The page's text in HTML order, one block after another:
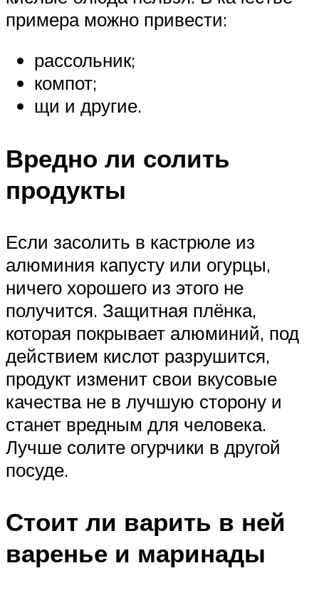
примера можно привести:
рассольник;
компот;
щи и другие.
Вредно ли солить
продукты
Если засолить в кастрюле из
алюминия капусту или огурцы,
ничего хорошего из этого не
получится. Защитная плёнка,
которая покрывает алюминий, под
действием кислот разрушится,
продукт изменит свои вкусовые
качества не в лучшую сторону и
станет вредным для человека.
Лучше солите огурчики в другой
посуде.
Стоит ли варить в ней
варенье и маринады